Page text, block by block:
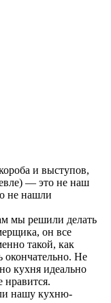
и выступов,
— это не наш
не нашли
мы решили делать
он все
такой, как
окончательно. Не
кухня идеально
нравится.
нашу кухню-